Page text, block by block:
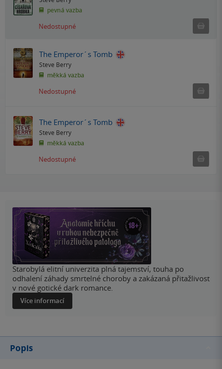
pevná vazba
Nedostupné
The Emperor´s Tomb
Steve Berry
měkká vazba
Nedostupné
The Emperor´s Tomb
Steve Berry
měkká vazba
Nedostupné
Starobylá elitní univerzita plná tajemství, touha po
odhalení záhady smrtelné choroby a zakázaná přitažlivost
v nové gotické dark romance.
Více informací
Popis